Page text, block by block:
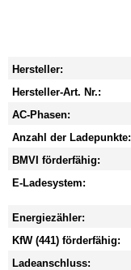
Hersteller:
Hersteller-Art. Nr.:
AC-Phasen:
Anzahl der Ladepunkte:
BMVI förderfähig:
E-Ladesystem:
Energiezähler:
KfW (441) förderfähig:
Ladeanschluss: